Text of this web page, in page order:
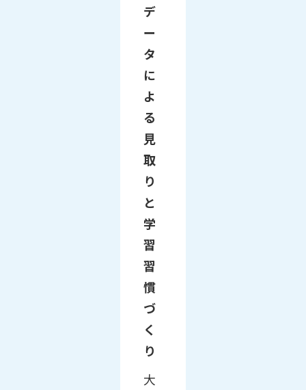
デ
ー
タ
に
よ
る
見
取
り
と
学
習
習
慣
づ
く
り
大